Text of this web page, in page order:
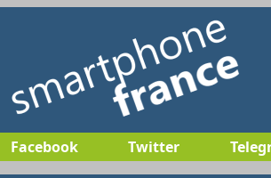
Facebook Twitter